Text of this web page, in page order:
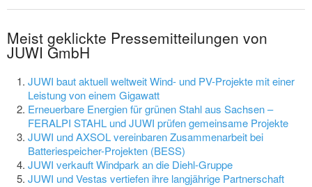
Meist geklickte Pressemitteilungen von
JUWI GmbH
JUWI baut aktuell weltweit Wind- und PV-Projekte mit einer
Leistung von einem Gigawatt
Erneuerbare Energien für grünen Stahl aus Sachsen –
FERALPI STAHL und JUWI prüfen gemeinsame Projekte
JUWI und AXSOL vereinbaren Zusammenarbeit bei
Batteriespeicher-Projekten (BESS)
JUWI verkauft Windpark an die Diehl-Gruppe
JUWI und Vestas vertiefen ihre langjährige Partnerschaft